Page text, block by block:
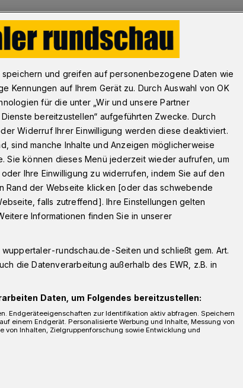
speichern und greifen auf personenbezogene Daten wie
Kennungen auf Ihrem Gerät zu. Durch Auswahl von OK
für die unter „Wir und unsere Partner
bereitzustellen“ aufgeführten Zwecke. Durch
Widerruf Ihrer Einwilligung werden diese deaktiviert.
sind manche Inhalte und Anzeigen möglicherweise
Sie können dieses Menü jederzeit wieder aufrufen, um
Ihre Einwilligung zu widerrufen, indem Sie auf den
Rand der Webseite klicken [oder das schwebende
falls zutreffend]. Ihre Einstellungen gelten
Informationen finden Sie in unserer
wuppertaler-rundschau.de-Seiten und schließt gem. Art.
die Datenverarbeitung außerhalb des EWR, z.B. in
Daten, um Folgendes bereitzustellen:
Endgeräteeigenschaften zur Identifikation aktiv abfragen. Speichern
einem Endgerät. Personalisierte Werbung und Inhalte, Messung von
von Inhalten, Zielgruppenforschung sowie Entwicklung und